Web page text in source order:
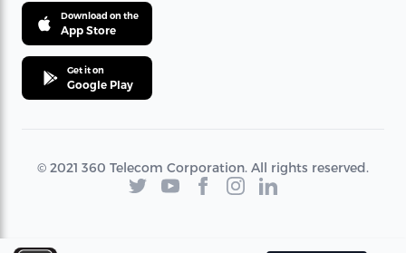
Download on the
App Store
Get it on
Google Play
© 2021 360 Telecom Corporation. All rights reserved.